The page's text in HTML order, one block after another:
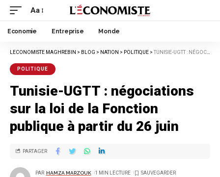
Aa
Economie Entreprise Monde
LECONOMISTE MAGHREBIN > BLOG > NATION > POLITIQUE >TUNISIE-UGTT : NÉGOCIATIONS SUR LA LOI DE LA FONCTION PUBLIQUE À PARTIR DU 26 JUIN
POLITIQUE
Tunisie-UGTT : négociations
sur la loi de la Fonction
publique à partir du 26 juin
PAR HAMZA MARZOUK 1 MIN LECTURE
PARTAGER